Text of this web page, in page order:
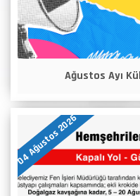
Ağustos Ayı
04 Ağustos 2026